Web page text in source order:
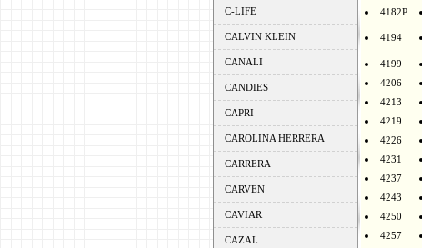
C-LIFE
CALVIN KLEIN
CANALI
CANDIES
CAPRI
CAROLINA HERRERA
CARRERA
CARVEN
CAVIAR
CAZAL
4182P
4194
4199
4206
4213
4219
4226
4231
4237
4243
4250
4257